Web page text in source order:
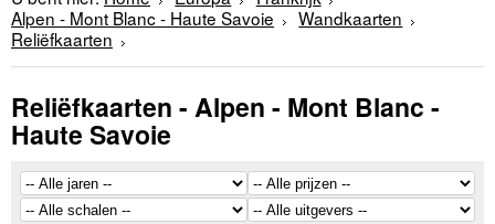
Alpen - Mont Blanc - Haute Savoie
Wandkaarten
Reliëfkaarten
Reliëfkaarten - Alpen - Mont Blanc -
Haute Savoie